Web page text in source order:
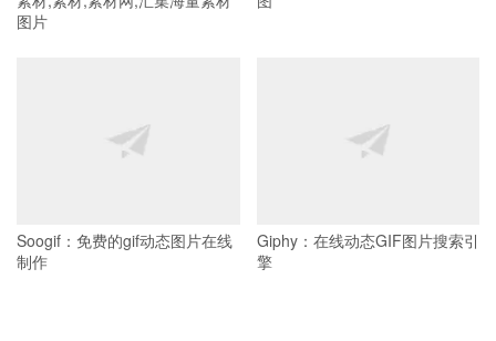
图片
Soogif：免费的gif动态图片在线
制作
Giphy：在线动态GIF图片搜索引
擎